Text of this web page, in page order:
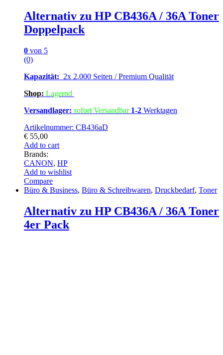
Alternativ zu HP CB436A / 36A Toner
Doppelpack
0 von 5
(0)
Kapazität: 2x 2.000 Seiten / Premium Qualität
Shop: Lagernd
Versandlager: sofort Versandbar 1-2 Werktagen
Artikelnummer: CB436aD
€ 55,00
Add to cart
Brands:
CANON, HP
Add to wishlist
Compare
Büro & Business, Büro & Schreibwaren, Druckbedarf, Toner
Alternativ zu HP CB436A / 36A Toner
4er Pack